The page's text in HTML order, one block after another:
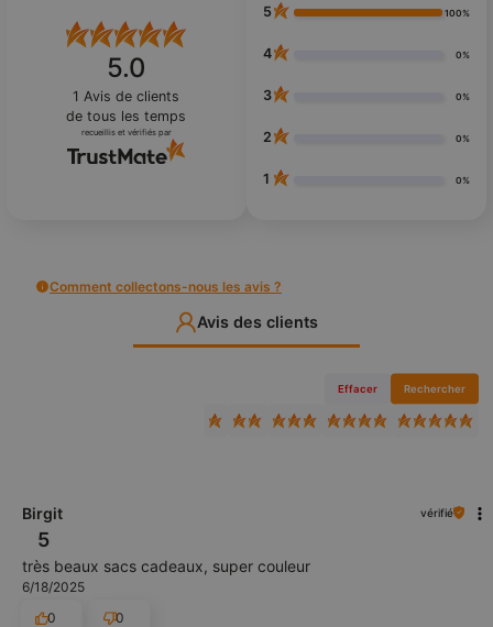
5.0
1 Avis de clients
de tous les temps
recueillis et vérifiés par
5 100%
4 0%
3 0%
2 0%
1 0%
Comment collectons-nous les avis ?
Avis des clients
Effacer Rechercher
Birgit vérifié
5
très beaux sacs cadeaux, super couleur
6/18/2025
0
0